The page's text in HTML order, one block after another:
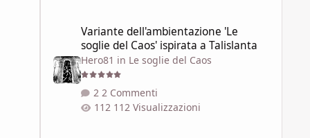
Variante dell'ambientazione 'Le
soglie del Caos' ispirata a Talislanta
Hero81 in Le soglie del Caos
2 Commenti
112 Visualizzazioni